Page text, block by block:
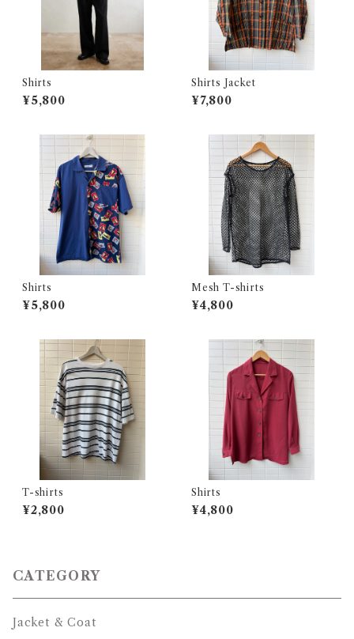
Shirts
¥5,800
Shirts Jacket
¥7,800
Shirts
¥5,800
Mesh T-shirts
¥4,800
T-shirts
¥2,800
Shirts
¥4,800
CATEGORY
Jacket & Coat